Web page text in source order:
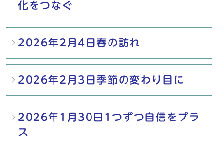
化をつなぐ
2026年2月4日春の訪れ
2026年2月3日季節の変わり目に
2026年1月30日1つずつ自信をプラ
ス